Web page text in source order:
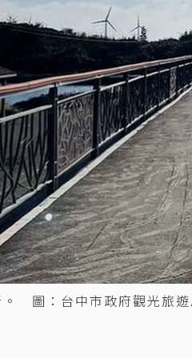
。 圖：台中市政府觀光旅